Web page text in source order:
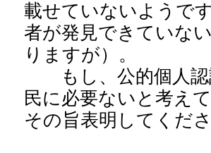
載せていないようで
者が発見できていな
りますが）。
もし、公的個人認
民に必要ないと考え
その旨表明してくだ